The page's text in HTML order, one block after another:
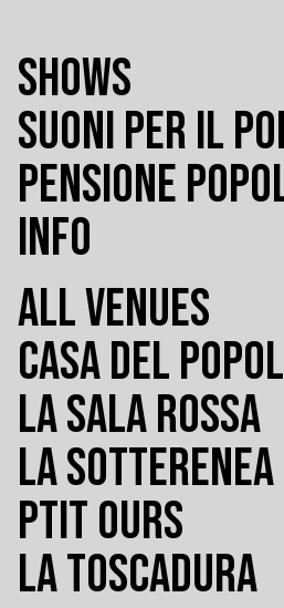
SHOWS
SUONI PER IL
PENSIONE
INFO
ALL VENUES
CASA DEL
LA SALA ROSSA
LA SOTTERENEA
PTIT OURS
LA TOSCADURA